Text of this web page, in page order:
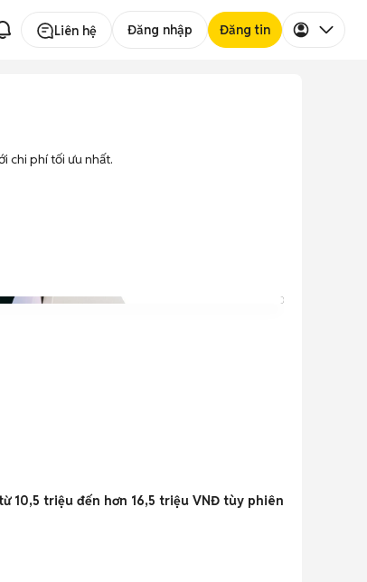
Liên hệ Đăng nhập Đăng tin
chi phí tối ưu nhất.
10,5 triệu đến hơn 16,5 triệu VNĐ tùy phiên